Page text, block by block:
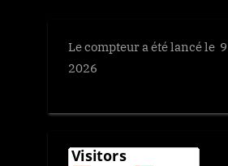
Le compteur a été lancé le
2026